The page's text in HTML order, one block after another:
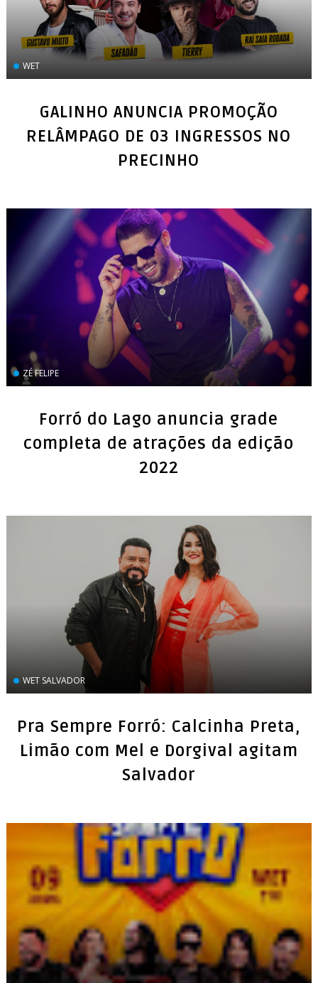
WET
GALINHO ANUNCIA PROMOÇÃO
RELÂMPAGO DE 03 INGRESSOS NO
PRECINHO
ZÉ FELIPE
Forró do Lago anuncia grade
completa de atrações da edição
2022
WET SALVADOR
Pra Sempre Forró: Calcinha Preta,
Limão com Mel e Dorgival agitam
Salvador